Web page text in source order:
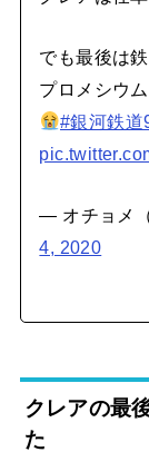
でも最後は
プロメシウ
#銀河鉄道
— オチョメ
4, 2020
クレアの最
た